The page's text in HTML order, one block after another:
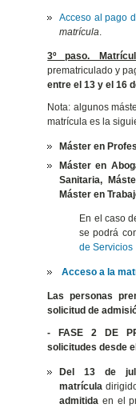
Acceso al pago
matrícula.
3º paso.
prematriculado y
entre el 13 y el 16
Nota: algunos
matrícula es la
Máster en
Máster en
Sanitaria,
Máster en
En el caso
se podrá
de Servicios
Acceso a la
Las personas
solicitud de
- FASE 2 DE
solicitudes desde
Del 13 de
matrícula
admitida en el